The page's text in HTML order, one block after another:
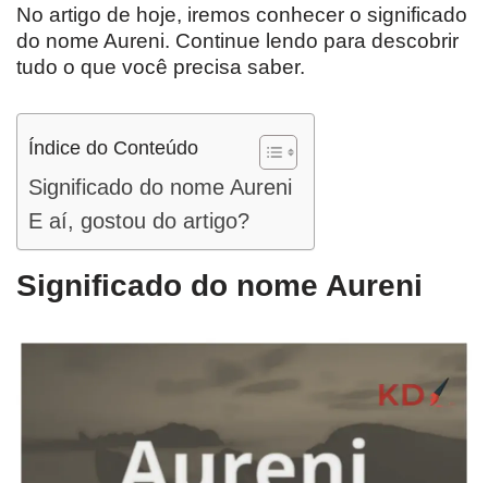
No artigo de hoje, iremos conhecer o significado
do nome Aureni. Continue lendo para descobrir
tudo o que você precisa saber.
Índice do Conteúdo
Significado do nome Aureni
E aí, gostou do artigo?
Significado do nome Aureni